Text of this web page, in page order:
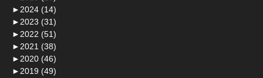
► 2024 (14)
► 2023 (31)
► 2022 (51)
► 2021 (38)
► 2020 (46)
► 2019 (49)